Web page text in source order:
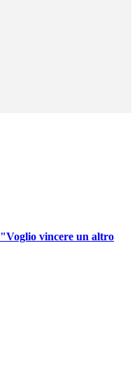
vincere un altro